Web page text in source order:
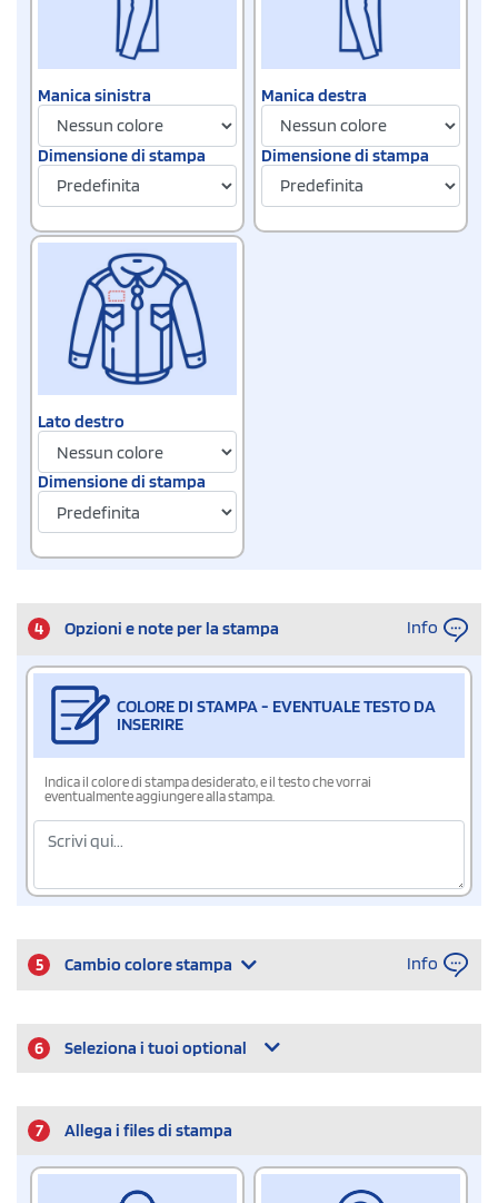
Manica sinistra
Dimensione di stampa
Manica destra
Dimensione di stampa
Lato destro
Dimensione di stampa
4 Opzioni e note per la stampa Info
COLORE DI STAMPA - EVENTUALE TESTO DA
INSERIRE
Indica il colore di stampa desiderato, e il testo che vorrai
eventualmente aggiungere alla stampa.
5 Cambio colore stampa Info
6 Seleziona i tuoi optional
7 Allega i files di stampa